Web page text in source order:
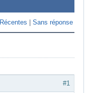
Récentes Sans réponse
#1